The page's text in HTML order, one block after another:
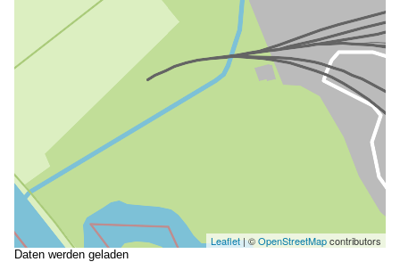
Leaflet | ©OpenStreetMapcontributors
Daten werden geladen